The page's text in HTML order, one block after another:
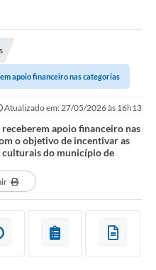
apoio financeiro nas categorias
Atualizado em: 27/05/2026 às 16h13
apoio financeiro nas
o objetivo de incentivar as
culturais do município de